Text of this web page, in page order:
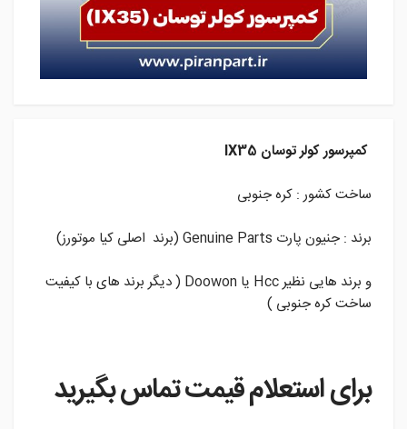
کمپرسور کولر توسان IX35
ساخت کشور : کره جنوبی
برند : جنیون پارت Genuine Parts (برند اصلی کیا موتورز)
و برند هایی نظیر Hcc یا Doowon ( دیگر برند های با کیفیت
ساخت کره جنوبی )
برای استعلام قیمت تماس بگیرید